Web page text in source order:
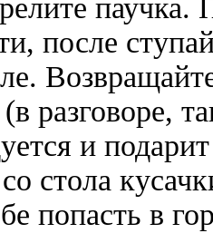
после
разговоре,
и
стола
попасть в